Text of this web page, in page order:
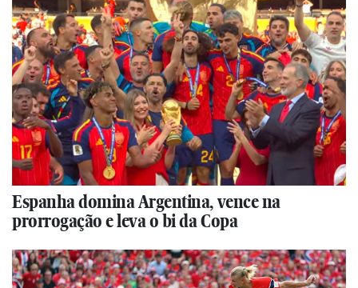
Espanha domina Argentina, vence na
prorrogação e leva o bi da Copa